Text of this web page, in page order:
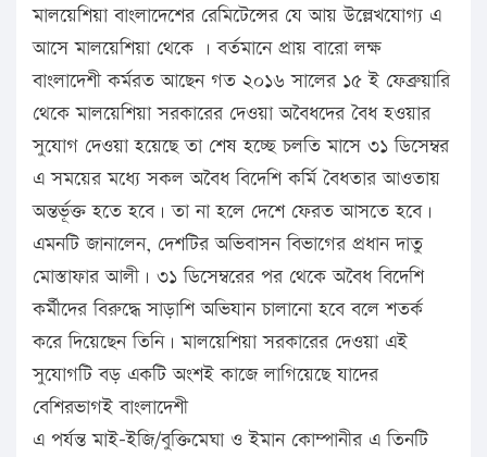
মালয়েশিয়া বাংলাদেশের রেমিটেন্সের যে আয় উল্লেখযোগ্য এ
আসে মালয়েশিয়া থেকে । বর্তমানে প্রায় বারো লক্ষ
বাংলাদেশী কর্মরত আছেন গত ২০১৬ সালের ১৫ ই ফেব্রুয়ারি
থেকে মালয়েশিয়া সরকারের দেওয়া অবৈধদের বৈধ হওয়ার
সুযোগ দেওয়া হয়েছে তা শেষ হচ্ছে চলতি মাসে ৩১ ডিসেম্বর
এ সময়ের মধ্যে সকল অবৈধ বিদেশি কর্মি বৈধতার আওতায়
অন্তর্ভূক্ত হতে হবে। তা না হলে দেশে ফেরত আসতে হবে।
এমনটি জানালেন, দেশটির অভিবাসন বিভাগের প্রধান দাতু
মোস্তাফার আলী। ৩১ ডিসেম্বরের পর থেকে অবৈধ বিদেশি
কর্মীদের বিরুদ্ধে সাড়াশি অভিযান চালানো হবে বলে শতর্ক
করে দিয়েছেন তিনি। মালয়েশিয়া সরকারের দেওয়া এই
সুযোগটি বড় একটি অংশই কাজে লাগিয়েছে যাদের
বেশিরভাগই বাংলাদেশী
এ পর্যন্ত মাই-ইজি/বুক্তিমেঘা ও ইমান কোম্পানীর এ তিনটি